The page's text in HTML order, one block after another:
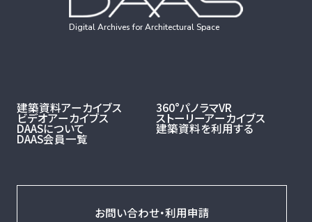
Digital Archives for Architectural Space
建築資料アーカイブス 360°パノラマVR
ビデオアーカイブス ストーリーアーカイブス
DAASについて 建築資料を利用する
DAAS会員一覧
お問い合わせ・利用申請